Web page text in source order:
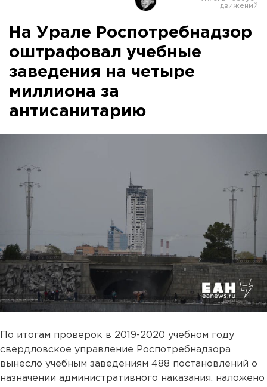
На Урале Роспотребнадзор
оштрафовал учебные
заведения на четыре
миллиона за
антисанитарию
По итогам проверок в 2019-2020 учебном году
свердловское управление Роспотребнадзора
вынесло учебным заведениям 488 постановлений о
назначении административного наказания, наложено